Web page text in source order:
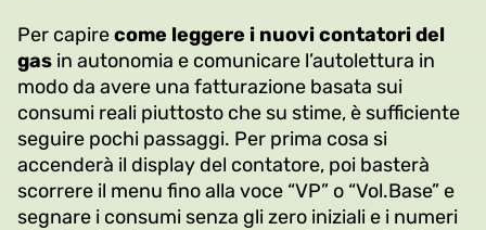
Per capirecome leggere i nuovi contatori del
gas in autonomia e comunicare l’autolettura in
modo da avere una fatturazione basata sui
consumi reali piuttosto che su stime, è sufficiente
seguire pochi passaggi. Per prima cosa si
accenderà il display del contatore, poi basterà
scorrere il menu fino alla voce “VP” o “Vol.Base” e
segnare i consumi senza gli zero iniziali e i numeri